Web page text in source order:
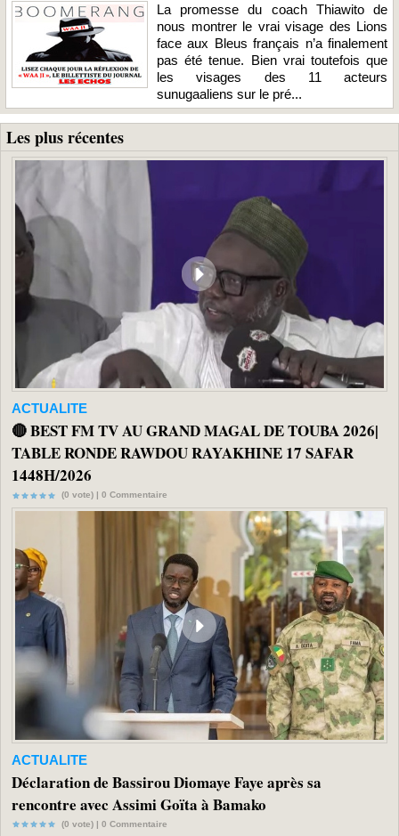
La promesse du coach Thiawito de
nous montrer le vrai visage des Lions
face aux Bleus français n’a finalement
pas été tenue. Bien vrai toutefois que
les visages des 11 acteurs
sunugaaliens sur le pré...
Les plus récentes
ACTUALITE
🔴 BEST FM TV AU GRAND MAGAL DE TOUBA 2026|
TABLE RONDE RAWDOU RAYAKHINE 17 SAFAR
1448H/2026
(0 vote) | 0 Commentaire
ACTUALITE
Déclaration de Bassirou Diomaye Faye après sa
rencontre avec Assimi Goïta à Bamako
(0 vote) | 0 Commentaire